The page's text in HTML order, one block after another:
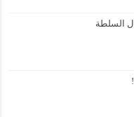
السلطة